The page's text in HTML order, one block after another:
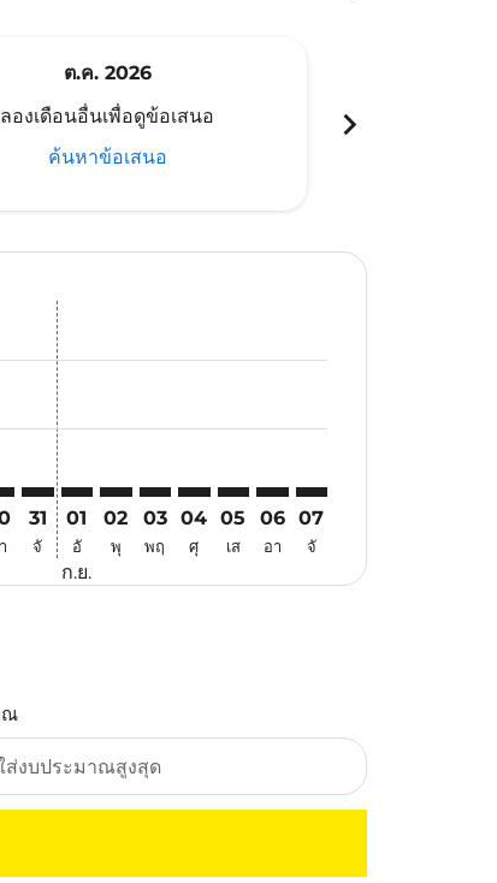
ต.ค. 2026
ลองเดือนอื่นเพื่อดูข้อเสนอ
ค้นหาข้อเสนอ
chevron_right
ข้อเสนอ
นหาข้อเสนอ
ค้นหาข้อเสนอ
ค้นหาข้อเสนอ
disclaimer. ค้นหาข้อเสนอ
offers-disclaimer. ค้นหาข้อเสนอ
view-offers-disclaimer. ค้นหาข้อเสนอ
cmp-view-offers-disclaimer. ค้นหาข้อเสนอ
cmp-view-offers-disclaimer. ค้นหาข้อเสนอ
cmp-view-offers-disclaimer. ค้นหาข้อเสนอ
CJU–CJB: cmp-view-offers-disclaimer. ค้นหาข้อเสนอ
31
จั
01
อั
ก.ย.
02
พุ
03
พฤ
04
ศุ
05
เส
06
อา
07
จั
ณ